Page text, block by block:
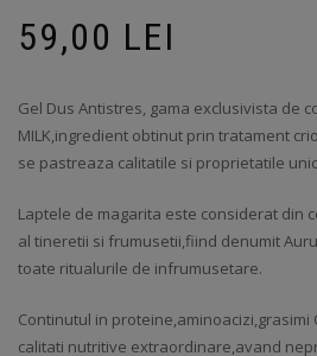
59,00 LEI
Gel Dus Antistres, gama exclusivista de
MILK,ingredient obtinut prin tratament
se pastreaza calitatile si proprietatile
Laptele de magarita este considerat din
al tineretii si frumusetii,fiind denumit
toate ritualurile de infrumusetare.
Continutul in proteine,aminoacizi,grasimi
calitati nutritive extraordinare,avand